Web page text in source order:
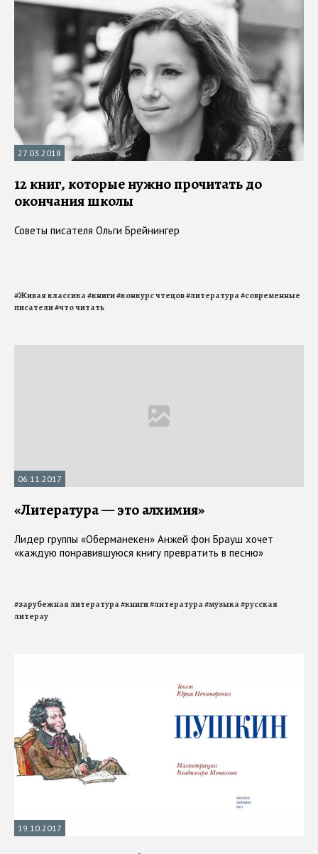
27.03.2018
12 книг, которые нужно прочитать до
окончания школы
Советы писателя Ольги Брейнингер
#Живая классика#книги#конкурс чтецов#литература#современные
писатели#что читать
06.11.2017
«Литература — это алхимия»
Лидер группы «Оберманекен» Анжей фон Брауш хочет
«каждую понравившуюся книгу превратить в песню»
#зарубежная литература#книги#литература#музыка#русская
литерау
19.10.2017